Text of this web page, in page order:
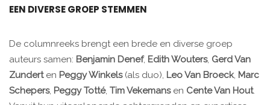
EEN DIVERSE GROEP STEMMEN
De columnreeks brengt een brede en diverse groep
auteurs samen: Benjamin Denef, Edith Wouters, Gerd Van
Zunderten Peggy Winkels(als duo), Leo Van Broeck, Marc
Schepers, Peggy Totté, Tim Vekemansen Cente Van Hout.